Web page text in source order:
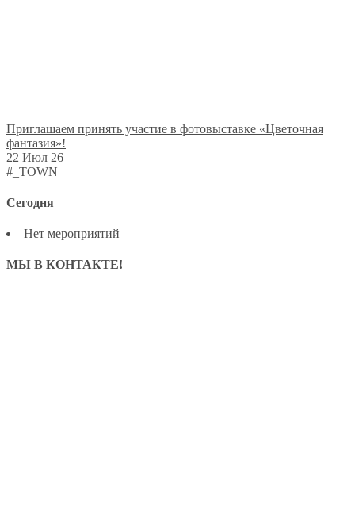
Приглашаем принять участие в фотовыставке «Цветочная
фантазия»!
22 Июл 26
#_TOWN
Сегодня
Нет мероприятий
МЫ В КОНТАКТЕ!